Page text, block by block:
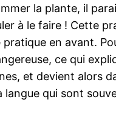
la plante, il
à le faire ! Cette
en avant.
ce qui
et devient alors
langue qui sont